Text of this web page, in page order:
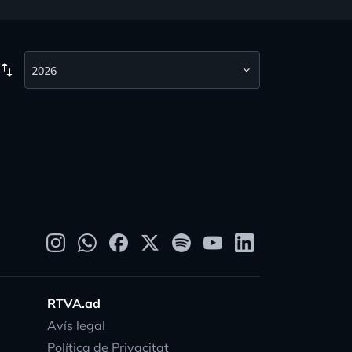
swap_vert
RTVA.ad
Avís legal
Política de Privacitat